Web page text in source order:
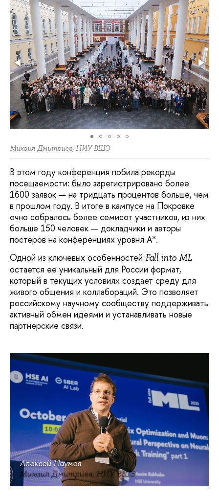
Михаил Дмитриев, НИУ ВШЭ
В этом году конференция побила рекорды
посещаемости: было зарегистрировано более
1600 заявок — на тридцать процентов больше, чем
в прошлом году. В итоге в кампусе на Покровке
очно собралось более семисот участников, из них
больше 150 человек — докладчики и авторы
постеров на конференциях уровня А*.
Одной из ключевых особенностей Fall into ML
остается ее уникальный для России формат,
который в текущих условиях создает среду для
живого общения и коллабораций. Это позволяет
российскому научному сообществу поддерживать
активный обмен идеями и устанавливать новые
партнерские связи.
Алексей Наумов
Михаил Дмитриев, НИУ ВШЭ